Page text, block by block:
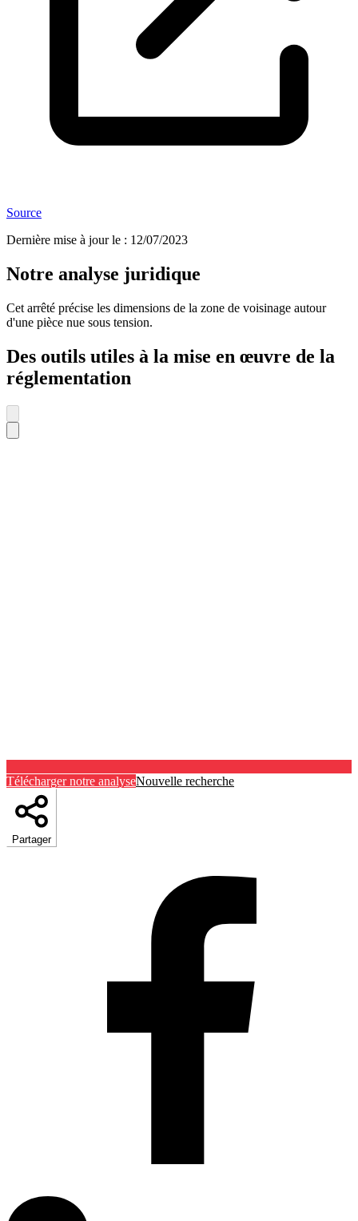
Source
Dernière mise à jour le : 12/07/2023
Notre analyse juridique
Cet arrêté précise les dimensions de la zone de voisinage autour
d'une pièce nue sous tension.
Des outils utiles à la mise en œuvre de la
réglementation
Télécharger notre analyseNouvelle recherche
Partager